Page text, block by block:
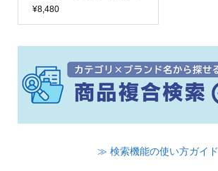
¥8,480
≫ 検索機能の使い方ガイド